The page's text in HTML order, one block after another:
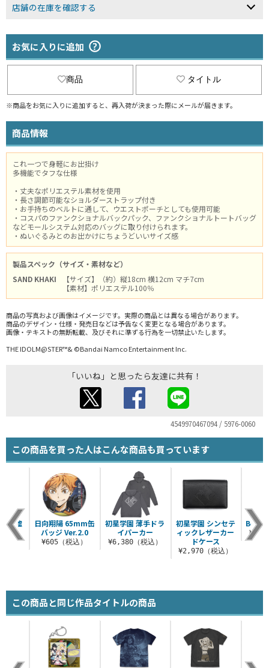
店舗の在庫を確認する
お気に入りに追加
商品 タイトル
※商品をお気に入りに追加すると、再入荷が決まった際にメールが届きます。
商品情報
これ一つで身軽にお出掛け
多機能でタフな仕様
・丈夫なポリエステル素材を使用
・長さ調節可能なショルダーストラップ付き
・お手持ちのベルトに通して、ウエストポーチとしても使用可能
・コスパのファンクショナルバックパック、ファンクショナルトートバッグ
などモールシステム対応のバッグに取り付けられます。
・ぬいぐるみとのお出かけにちょうどいいサイズ感
製品スペック（サイズ・素材など）
SAND KHAKI
【サイズ】（約）縦18cm 横12cm マチ7cm
【素材】ポリエステル100％
商品の写真および画像はイメージです。実際の商品とは異なる場合があります。
商品のデザイン・仕様・発売日などは予告なく変更となる場合があります。
画像・テキストの無断転載、及びそれに準ずる行為を一切禁止いたします。
THE IDOLM@STER™& ©Bandai Namco Entertainment Inc.
「いいね」と思ったら友達に共有！
4549970467094 / 5976-0060
この商品を買った人はこんな商品も買っています
初星学園 薄手ドラ
イパーカー
¥6,380（税込）
初星学園 シンセテ
ィックレザーカー
ドケース
¥2,970（税込）
「嘘
ャツ
込）
日向翔陽 65mm缶
バッジ Ver.2.0
¥605（税込）
この商品と同じ作品タイトルの商品